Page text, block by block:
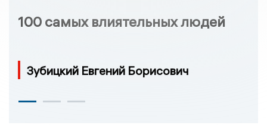
100 самых влиятельных людей
Зубицкий Евгений Борисович